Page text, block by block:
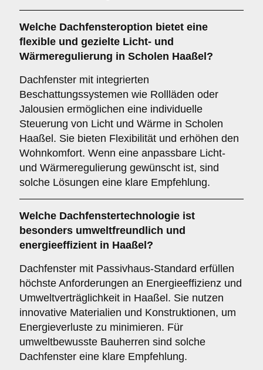
Welche Dachfensteroption bietet eine
flexible und gezielte Licht- und
Wärmeregulierung in Scholen Haaßel?
Dachfenster mit integrierten
Beschattungssystemen wie Rollläden oder
Jalousien ermöglichen eine individuelle
Steuerung von Licht und Wärme in Scholen
Haaßel. Sie bieten Flexibilität und erhöhen den
Wohnkomfort. Wenn eine anpassbare Licht-
und Wärmeregulierung gewünscht ist, sind
solche Lösungen eine klare Empfehlung.
Welche Dachfenstertechnologie ist
besonders umweltfreundlich und
energieeffizient in Haaßel?
Dachfenster mit Passivhaus-Standard erfüllen
höchste Anforderungen an Energieeffizienz und
Umweltverträglichkeit in Haaßel. Sie nutzen
innovative Materialien und Konstruktionen, um
Energieverluste zu minimieren. Für
umweltbewusste Bauherren sind solche
Dachfenster eine klare Empfehlung.